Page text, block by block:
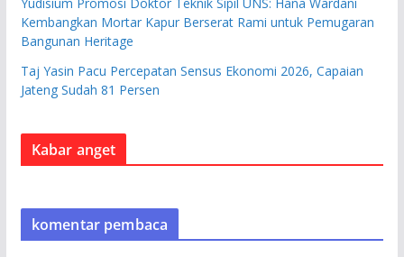
Kembangkan Mortar Kapur Berserat Rami untuk Pemugaran
Bangunan Heritage
Taj Yasin Pacu Percepatan Sensus Ekonomi 2026, Capaian
Jateng Sudah 81 Persen
Kabar anget
komentar pembaca